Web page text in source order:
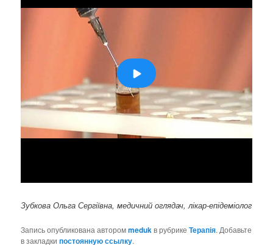
Зубкова Ольга Сергіївна, медичний оглядач, лікар-епідеміолог
Запись опубликована авторомmedukв рубрикеТерапія. Добавьте
в закладкипостоянную ссылку.